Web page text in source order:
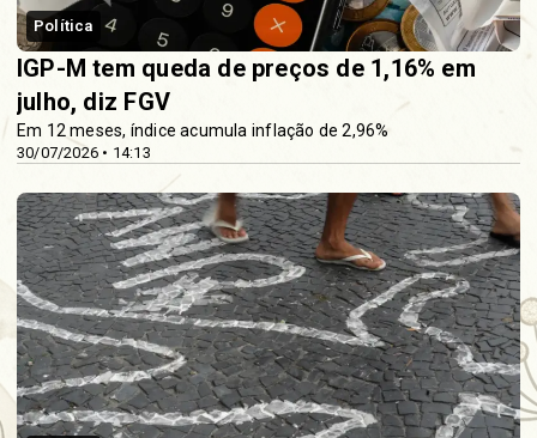
Política
30/07/2026 • 14:13
IGP-M tem queda de preços de 1,16% em
julho, diz FGV
Em 12 meses, índice acumula inflação de 2,96%